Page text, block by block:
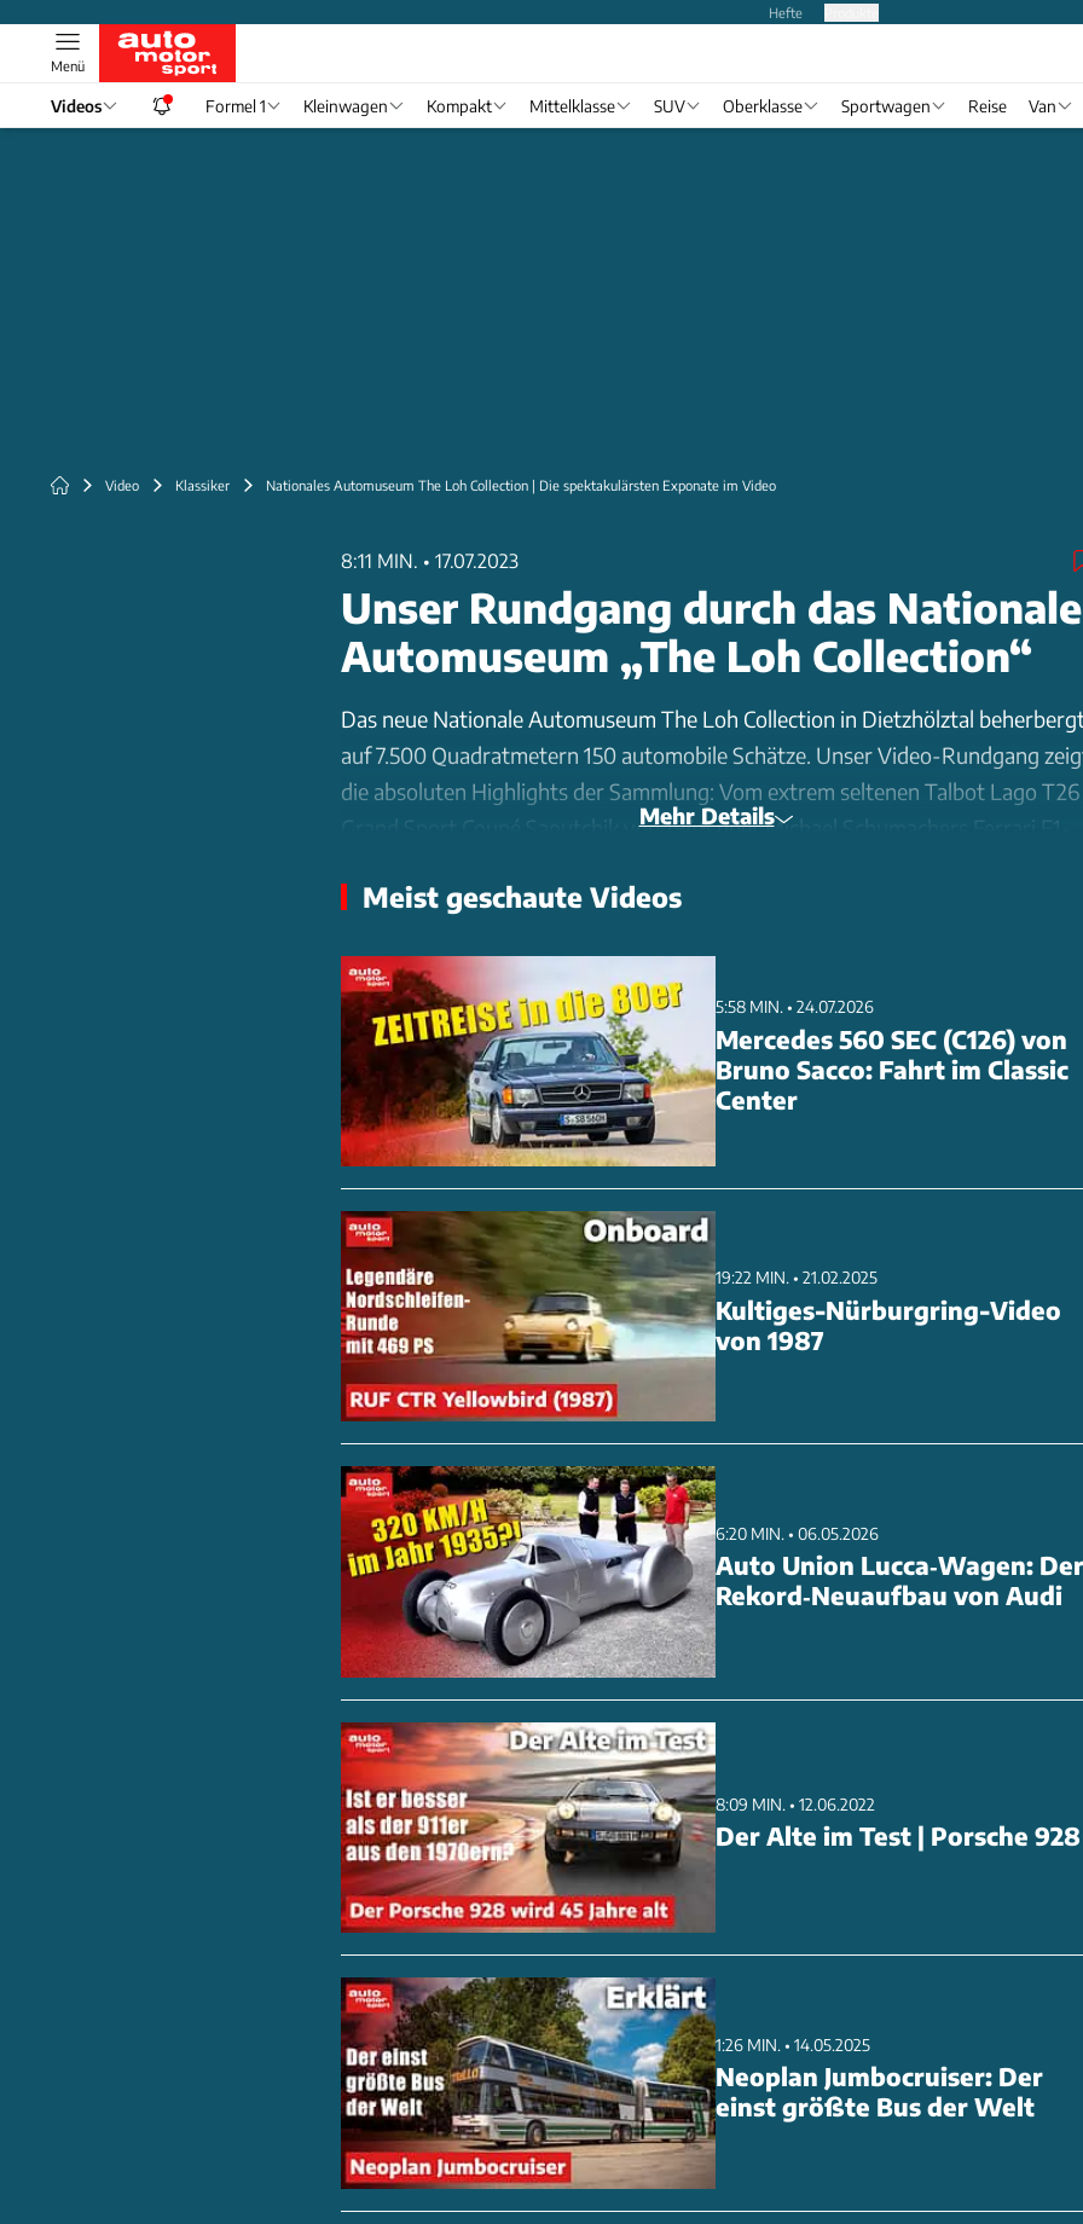
Hefte
Menü
Videos Formel 1 Kleinwagen Kompakt Mittelklasse SUV Oberklasse Sportwagen Reise Van
Video Klassiker Nationales Automuseum The Loh Collection | Die spektakulärsten Exponate im Video
8:11 MIN. • 17.07.2023
Unser Rundgang durch das Nationale
Automuseum „The Loh Collection“
Das neue Nationale Automuseum The Loh Collection in Dietzhölztal
auf 7.500 Quadratmetern 150 automobile Schätze. Unser Video-Rundgang
die absoluten Highlights der Sammlung: Vom extrem seltenen Talbot Lago T26
Grand Sport Coupé Saoutchik von 1948 über Michael Schumachers Ferrari F1-
nur 29 gebauten Mercedes 300 SL Flügeltürer mit Aluminium-Karosserie. Die
wie den Porsche 917K und den Ferrari 412 P. Aktuell läuft die Sonderausstellung
'100 Jahre Le Mans' mit 20 Original-Rennwagen. Das Museum ist von
bis Sonntag geöffnet, der Eintritt kostet 25 Euro inklusive Sonderausstellung.
Mehr Details
Meist geschaute Videos
5:58 MIN. • 24.07.2026
Mercedes 560 SEC (C126) von
Bruno Sacco: Fahrt im Classic
Center
19:22 MIN. • 21.02.2025
Kultiges-Nürburgring-Video
von 1987
6:20 MIN. • 06.05.2026
Auto Union Lucca‑Wagen: Der
Rekord‑Neuaufbau von Audi
8:09 MIN. • 12.06.2022
Der Alte im Test | Porsche 928
1:26 MIN. • 14.05.2025
Neoplan Jumbocruiser: Der
einst größte Bus der Welt